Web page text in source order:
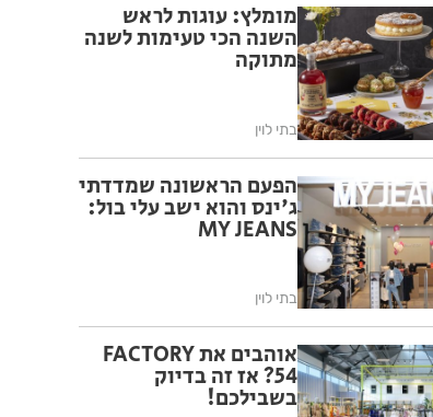
מומלץ: עוגות לראש
השנה הכי טעימות לשנה
מתוקה
בתי לוין
הפעם הראשונה שמדדתי
ג'ינס והוא ישב עלי בול:
MY JEANS
בתי לוין
אוהבים את FACTORY
54? אז זה בדיוק
בשבילכם!